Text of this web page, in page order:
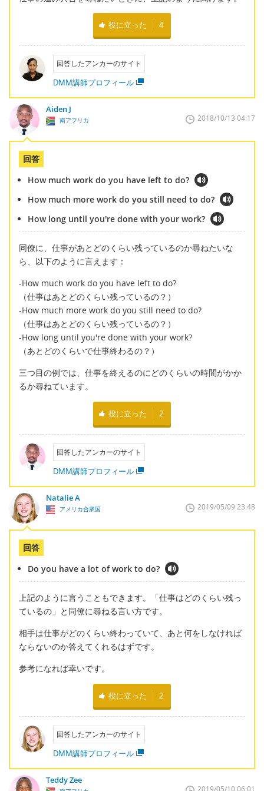
役に立った 4
回答したアンカーのサイト
DMM講師プロフィール
Aiden J
南アフリカ 2018/10/13 04:17
回答
How much work do you have left to do?
How much more work do you still need to do?
How long until you're done with your work?
同僚に、仕事があとどのくらい残っているのか尋ねたいな
ら、以下のように言えます：
-How much work do you have left to do?
（仕事はあとどのくらい残っているの？）
-How much more work do you still need to do?
（仕事はあとどのくらい残っているの？）
-How long until you're done with your work?
（あとどのくらいで仕事終わるの？）
三つ目の例では、仕事を終えるのにどのくらいの時間がかか
るか尋ねています。
役に立った 2
回答したアンカーのサイト
DMM講師プロフィール
Natalie A
アメリカ合衆国 2019/05/09 23:48
回答
Do you have a lot of work to do?
上記のように言うこともできます。「仕事はどのくらい残っ
ているの」と同僚に尋ねる言い方です。
相手は仕事がどのくらい終わっていて、あと何をしなければ
ならないのか答えてくれるはずです。
参考になれば幸いです。
役に立った 2
回答したアンカーのサイト
DMM講師プロフィール
Teddy Zee
2019/05/10 06:01